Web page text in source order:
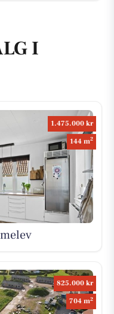
I
1.475.000 kr
144 m2
825.000 kr
704 m2